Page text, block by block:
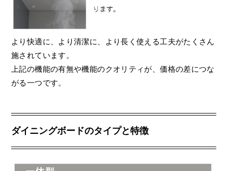
より快適に、より清潔に、より長く使える工夫がたくさん
施されています。
上記の機能の有無や機能のクオリティが、価格の差につな
がる一つです。
ダイニングボードのタイプと特徴